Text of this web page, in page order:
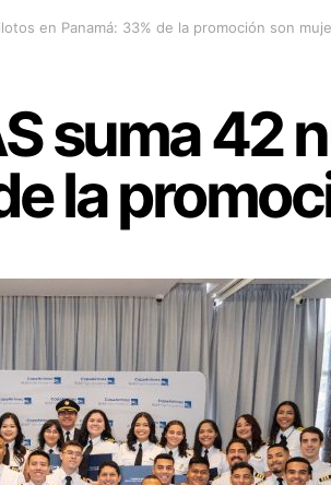
en Panamá: 33% de la promoción son
suma 42
la